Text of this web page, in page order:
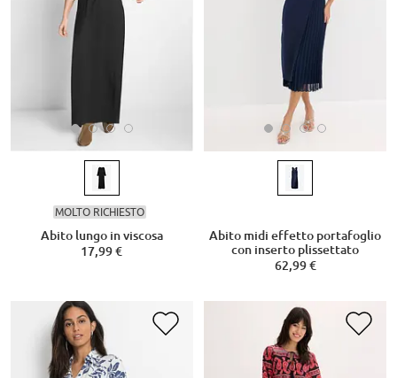
MOLTO RICHIESTO
Abito lungo in viscosa
17,99 €
Abito midi effetto portafoglio
con inserto plissettato
62,99 €